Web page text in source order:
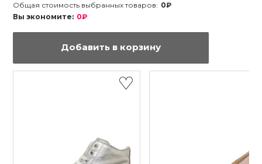
Общая стоимость выбранных товаров: 0₽
Вы экономите: 0₽
Добавить в корзину